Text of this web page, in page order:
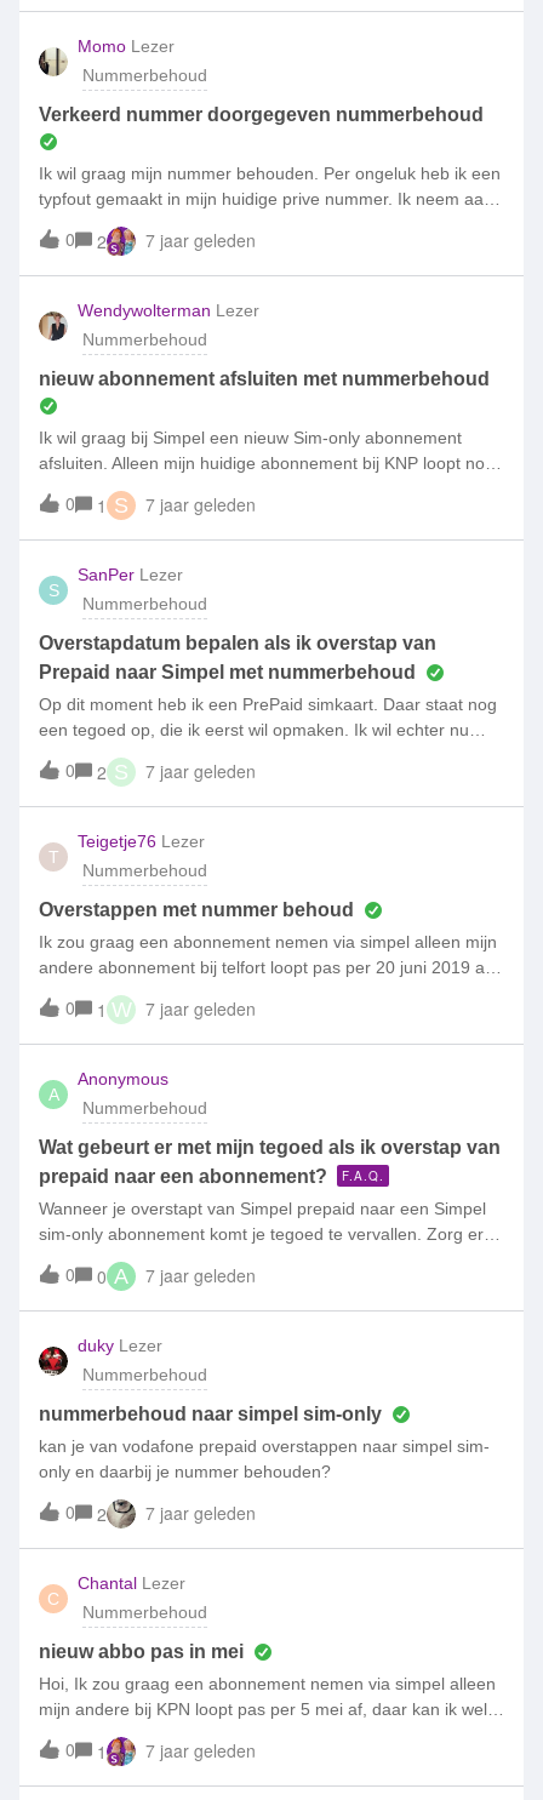
kosten declareren bij simpel ?
Momo Lezer
Nummerbehoud
Verkeerd nummer doorgegeven nummerbehoud
Ik wil graag mijn nummer behouden. Per ongeluk heb ik een
typfout gemaakt in mijn huidige prive nummer. Ik neem aan
dat ik mijn nummer niet kan behouden aangezien ik de sms
niet kan ontvangen. 'Je hebt gekozen voor nummerbehoud.
Na je betaling sturen we je een validatiecode per sms. Nadat
je deze sms hebt beantwoord vragen we nummerbehoud
aan bij je huidige aanbieder. Per e-mail informeren we je
over de datum waarop de overstap is goedgekeurd.' Hoe dit
op te lossen? Groet, Momo
0 2 7 jaar geleden
Wendywolterman Lezer
Nummerbehoud
nieuw abonnement afsluiten met nummerbehoud
Ik wil graag bij Simpel een nieuw Sim-only abonnement
afsluiten. Alleen mijn huidige abonnement bij KNP loopt nog
tot 20 mei 2019. is het mogelijk om dan toch de aanbieding
te krijgen (1,00 Euro per maand voor de 1ste 6 maanden)
0 1 S 7 jaar geleden
S
SanPer Lezer
Nummerbehoud
Overstapdatum bepalen als ik overstap van
Prepaid naar Simpel met nummerbehoud
Op dit moment heb ik een PrePaid simkaart. Daar staat nog
een tegoed op, die ik eerst wil opmaken. Ik wil echter nu
overstappen naar een Simpel abonnement met
nummerbehoud om nog gebruik te kunnen maken van de
Eurokrakers-actie (voor dat deze actie stopt na 28 februari
2019). Kan ik nadat de nummerbehoudaanvraag is
goedgekeurd de overstapdatum nog uitstellen tot 90 dagen
na de voorgestelde datum via mijn persoonlijke pagina Mijn
Simpel?
0 2 S 7 jaar geleden
T
Teigetje76 Lezer
Nummerbehoud
Overstappen met nummer behoud
Ik zou graag een abonnement nemen via simpel alleen mijn
andere abonnement bij telfort loopt pas per 20 juni 2019 af,
daar kan ik wel verlengen maar ik wil dat niet. Kan ik dan
tcoh gebruik maken van de aanbieding eerste 6 maanden
voor 1 euro of niet?
0 1 W 7 jaar geleden
A
Anonymous
Nummerbehoud
Wat gebeurt er met mijn tegoed als ik overstap van
prepaid naar een abonnement?
F.A.Q.
Wanneer je overstapt van Simpel prepaid naar een Simpel
sim-only abonnement komt je tegoed te vervallen. Zorg er
dus voor dat je al je tegoed opmaakt voordat je overstapt. In
dit topic lees je meer over hoe je kunt overstappen!
0 0 A 7 jaar geleden
duky Lezer
Nummerbehoud
nummerbehoud naar simpel sim-only
kan je van vodafone prepaid overstappen naar simpel sim-
only en daarbij je nummer behouden?
0 2 7 jaar geleden
C
Chantal Lezer
Nummerbehoud
nieuw abbo pas in mei
Hoi, Ik zou graag een abonnement nemen via simpel alleen
mijn andere bij KPN loopt pas per 5 mei af, daar kan ik wel
verlengen maar ik wil dat niet. Kan ik dan tcoh gebruik
maken van de aanbieding eerste 6 maanden voor 1 euro of
niet en heb iik gewoon pech? ik zie dat de aanbieding tot de
0 1 7 jaar geleden